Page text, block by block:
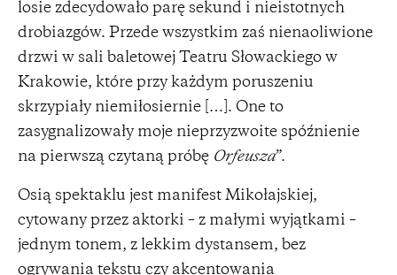
losie zdecydowało parę sekund i nieistotnych
drobiazgów. Przede wszystkim zaś nienaoliwione
drzwi w sali baletowej Teatru Słowackiego w
Krakowie, które przy każdym poruszeniu
skrzypiały niemiłosiernie […]. One to
zasygnalizowały moje nieprzyzwoite spóźnienie
na pierwszą czytaną próbę Orfeusza”.
Osią spektaklu jest manifest Mikołajskiej,
cytowany przez aktorki – z małymi wyjątkami –
jednym tonem, z lekkim dystansem, bez
ogrywania tekstu czy akcentowania